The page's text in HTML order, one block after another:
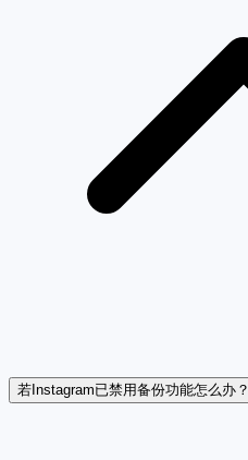
若Instagram已禁用备份功能怎么办？